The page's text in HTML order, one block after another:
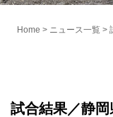
Home > ニュース一覧 >
試合結果／静